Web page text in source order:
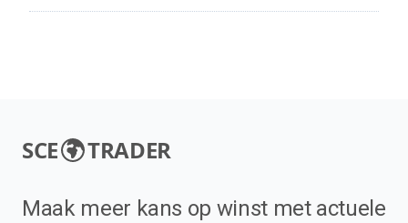
SCE TRADER
Maak meer kans op winst met actuele